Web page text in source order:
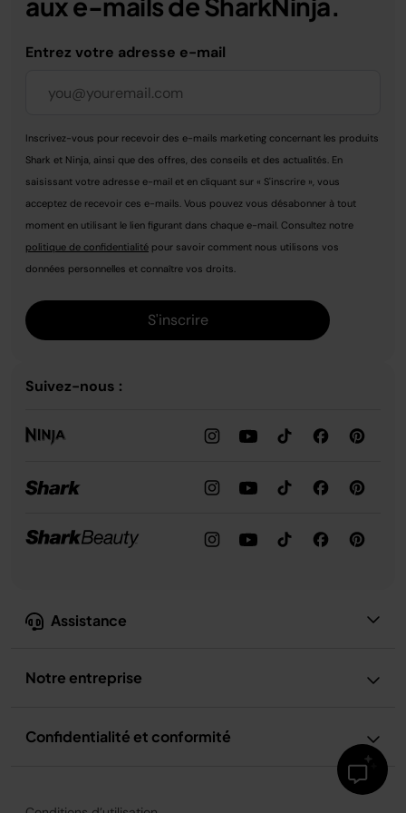
Assistance
Notre entreprise
Confidentialité et conformité
Entrez votre adresse e-mail
Inscrivez-vous pour recevoir des e-mails marketing concernant les produits
Shark et Ninja, ainsi que des offres, des conseils et des actualités. En
saisissant votre adresse e-mail et en cliquant sur « S'inscrire », vous
acceptez de recevoir ces e-mails. Vous pouvez vous désabonner à tout
moment en utilisant le lien figurant dans chaque e-mail. Consultez notre
politique de confidentialité pour savoir comment nous utilisons vos
données personnelles et connaître vos droits.
S'inscrire
Suivez-nous :